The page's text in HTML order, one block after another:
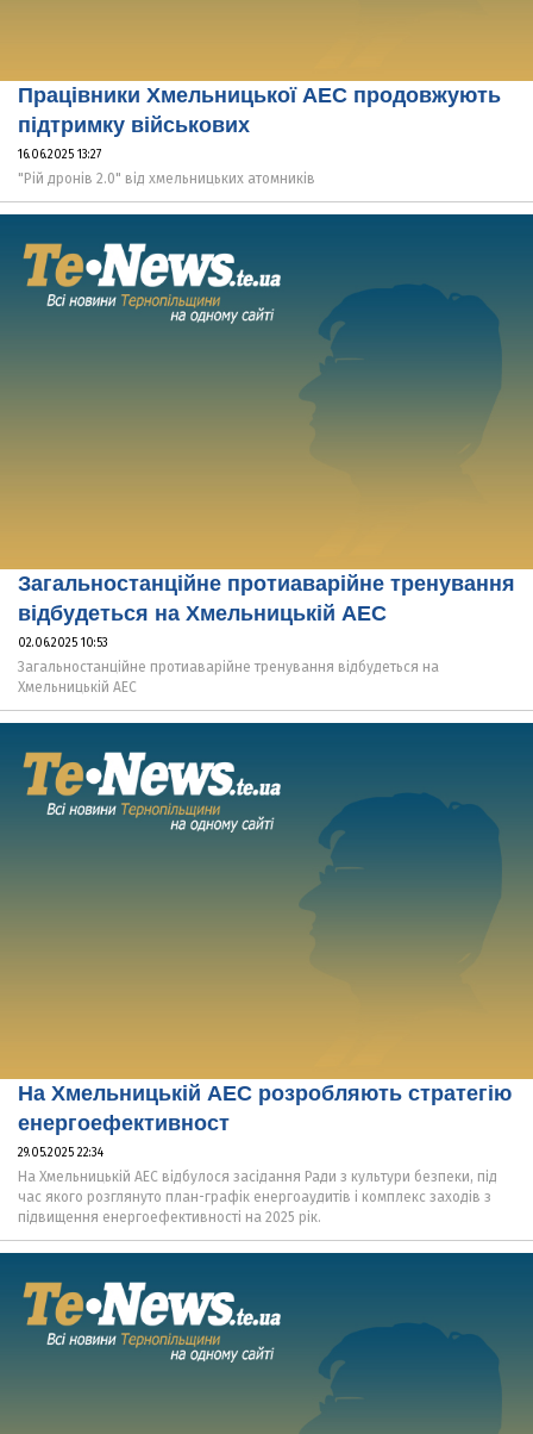
Працівники Хмельницької АЕС продовжують
підтримку військових
16.06.2025 13:27
"Рій дронів 2.0" від хмельницьких атомників
Загальностанційне протиаварійне тренування
відбудеться на Хмельницькій АЕС
02.06.2025 10:53
Загальностанційне протиаварійне тренування відбудеться на
Хмельницькій АЕС
На Хмельницькій АЕС розробляють стратегію
енергоефективност
29.05.2025 22:34
На Хмельницькій АЕС відбулося засідання Ради з культури безпеки, під
час якого розглянуто план-графік енергоаудитів і комплекс заходів з
підвищення енергоефективності на 2025 рік.